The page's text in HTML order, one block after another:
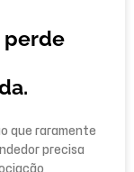
perde
que raramente
precisa